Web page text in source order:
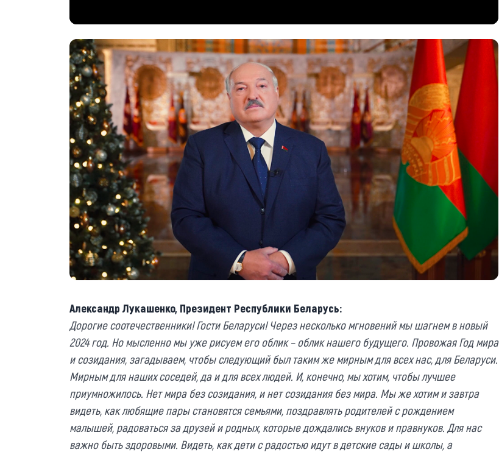
Александр Лукашенко, Президент Республики Беларусь:
Дорогие соотечественники! Гости Беларуси! Через несколько мгновений мы шагнем в новый
2024 год. Но мысленно мы уже рисуем его облик – облик нашего будущего. Провожая Год мира
и созидания, загадываем, чтобы следующий был таким же мирным для всех нас, для Беларуси.
Мирным для наших соседей, да и для всех людей. И, конечно, мы хотим, чтобы лучшее
приумножилось. Нет мира без созидания, и нет созидания без мира. Мы же хотим и завтра
видеть, как любящие пары становятся семьями, поздравлять родителей с рождением
малышей, радоваться за друзей и родных, которые дождались внуков и правнуков. Для нас
важно быть здоровыми. Видеть, как дети с радостью идут в детские сады и школы, а